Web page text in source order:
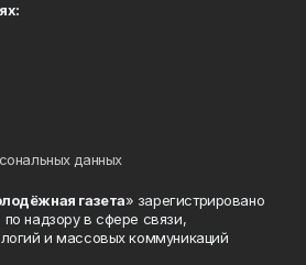
данных
газета» зарегистрировано
надзору в сфере связи,
и массовых коммуникаций